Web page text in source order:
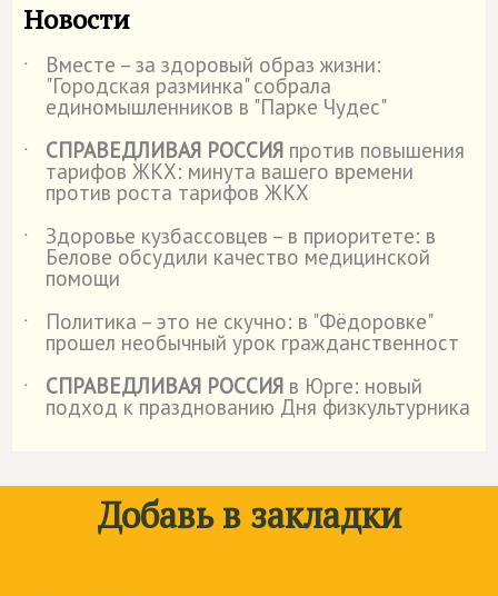
Новости
˙ Вместе – за здоровый образ жизни:
"Городская разминка" собрала
единомышленников в "Парке Чудес"
˙
СПРАВЕДЛИВАЯ РОССИЯ против повышения
тарифов ЖКХ: минута вашего времени
против роста тарифов ЖКХ
˙
Здоровье кузбассовцев – в приоритете: в
Белове обсудили качество медицинской
помощи
˙
Политика – это не скучно: в "Фёдоровке"
прошел необычный урок гражданственност
˙
СПРАВЕДЛИВАЯ РОССИЯ в Юрге: новый
подход к празднованию Дня физкультурника
Добавь в закладки